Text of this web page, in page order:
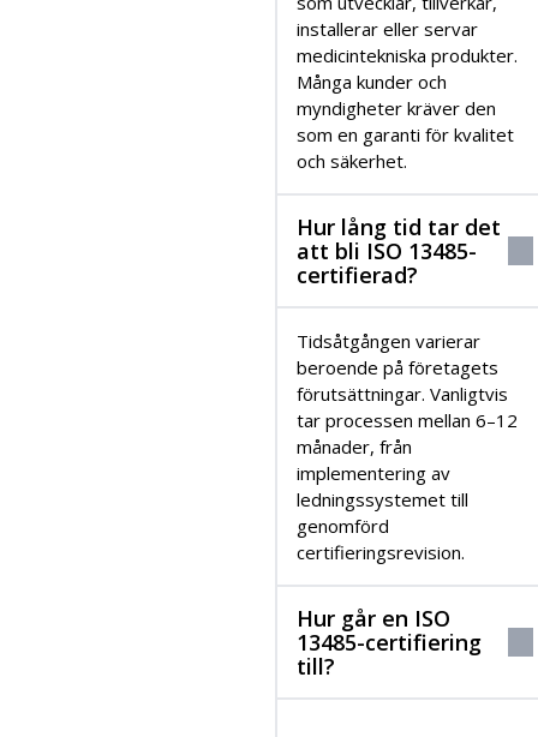
installerar eller servar
medicintekniska produkter.
Många kunder och
myndigheter kräver den
som en garanti för kvalitet
och säkerhet.
Hur lång tid tar det
att bli ISO 13485-
certifierad?
Tidsåtgången varierar
beroende på företagets
förutsättningar. Vanligtvis
tar processen mellan 6–12
månader, från
implementering av
ledningssystemet till
genomförd
certifieringsrevision.
Hur går en ISO
13485-certifiering
till?